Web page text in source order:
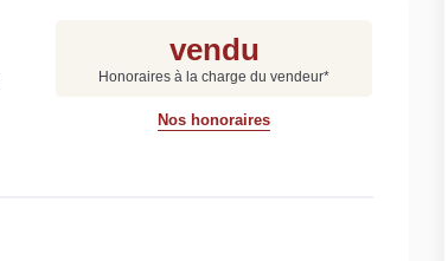
vendu
Honoraires à la charge du vendeur*
Nos honoraires